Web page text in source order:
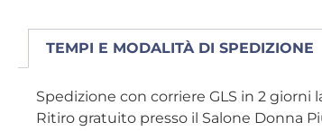
TEMPI E MODALITÀ DI SPEDIZIONE
Spedizione con corriere GLS in 2 giorni
Ritiro gratuito presso il Salone Donna